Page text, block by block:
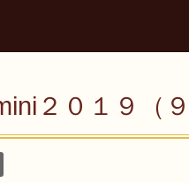
２０１９（９